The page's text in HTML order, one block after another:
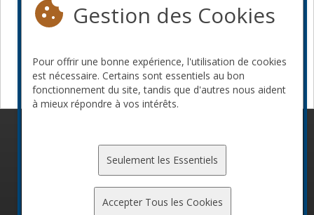
Devenir commanditaire
Gestion des Cookies
Pour offrir une bonne expérience, l'utilisation de cookies
est nécessaire. Certains sont essentiels au bon
fonctionnement du site, tandis que d'autres nous aident
à mieux répondre à vos intérêts.
Seulement les Essentiels
Accepter Tous les Cookies